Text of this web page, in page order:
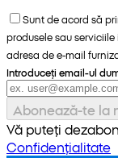
Sunt de acord să
produsele sau
adresa de e-mail
Introduceți email-ul
Abonează-te la
Vă puteți
Confidențialitate